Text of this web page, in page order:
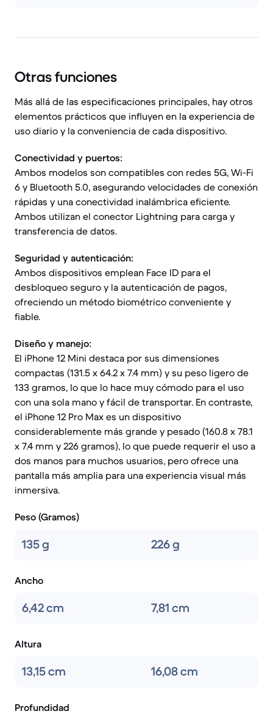
Otras funciones
Más allá de las especificaciones principales, hay otros
elementos prácticos que influyen en la experiencia de
uso diario y la conveniencia de cada dispositivo.
Conectividad y puertos:
Ambos modelos son compatibles con redes 5G, Wi-Fi
6 y Bluetooth 5.0, asegurando velocidades de conexión
rápidas y una conectividad inalámbrica eficiente.
Ambos utilizan el conector Lightning para carga y
transferencia de datos.
Seguridad y autenticación:
Ambos dispositivos emplean Face ID para el
desbloqueo seguro y la autenticación de pagos,
ofreciendo un método biométrico conveniente y
fiable.
Diseño y manejo:
El iPhone 12 Mini destaca por sus dimensiones
compactas (131.5 x 64.2 x 7.4 mm) y su peso ligero de
133 gramos, lo que lo hace muy cómodo para el uso
con una sola mano y fácil de transportar. En contraste,
el iPhone 12 Pro Max es un dispositivo
considerablemente más grande y pesado (160.8 x 78.1
x 7.4 mm y 226 gramos), lo que puede requerir el uso a
dos manos para muchos usuarios, pero ofrece una
pantalla más amplia para una experiencia visual más
inmersiva.
Peso (Gramos)
135 g 226 g
Ancho
6,42 cm 7,81 cm
Altura
13,15 cm 16,08 cm
Profundidad